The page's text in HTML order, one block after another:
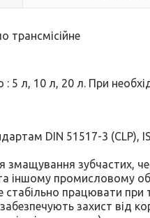
трансмісійне
5 л, 10 л, 20 л. При
DIN 51517-3 (CLP),
змащування зубчастих,
іншому промисловому
працювати при
захист від